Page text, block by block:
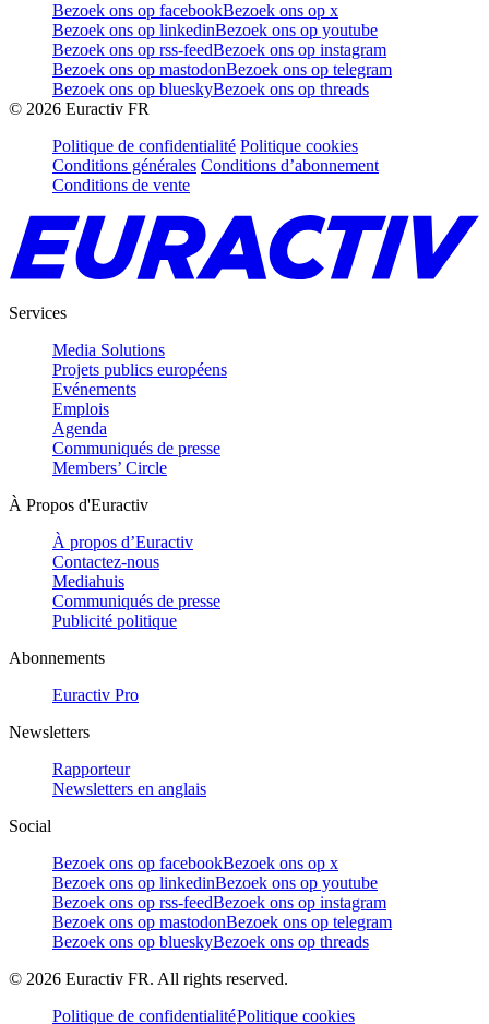
Bezoek ons op facebookBezoek ons op x
Bezoek ons op linkedinBezoek ons op youtube
Bezoek ons op rss-feedBezoek ons op instagram
Bezoek ons op mastodonBezoek ons op telegram
Bezoek ons op blueskyBezoek ons op threads
© 2026 Euractiv FR
Politique de confidentialité Politique cookies
Conditions générales Conditions d’abonnement
Conditions de vente
Services
Media Solutions
Projets publics européens
Evénements
Emplois
Agenda
Communiqués de presse
Members’ Circle
À Propos d'Euractiv
À propos d’Euractiv
Contactez-nous
Mediahuis
Communiqués de presse
Publicité politique
Abonnements
Euractiv Pro
Newsletters
Rapporteur
Newsletters en anglais
Social
Bezoek ons op facebookBezoek ons op x
Bezoek ons op linkedinBezoek ons op youtube
Bezoek ons op rss-feedBezoek ons op instagram
Bezoek ons op mastodonBezoek ons op telegram
Bezoek ons op blueskyBezoek ons op threads
© 2026 Euractiv FR. All rights reserved.
Politique de confidentialitéPolitique cookies